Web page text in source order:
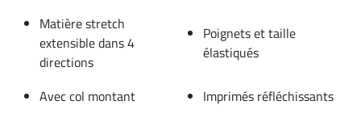
Matière stretch
extensible dans 4
directions
Poignets et taille
élastiqués
Avec col montant Imprimés réfléchissants